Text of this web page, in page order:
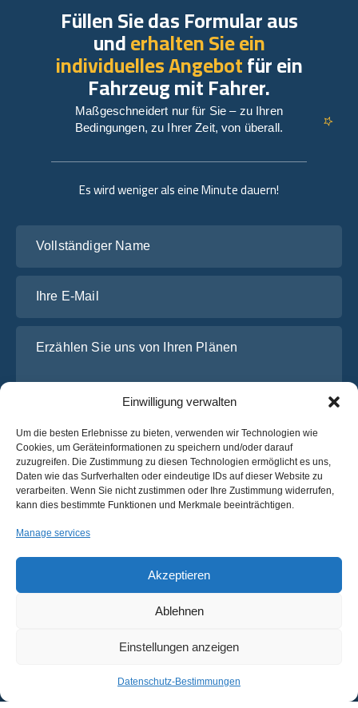
Einwilligung verwalten
Um die besten Erlebnisse zu bieten, verwenden wir Technologien wie
Cookies, um Geräteinformationen zu speichern und/oder darauf
zuzugreifen. Die Zustimmung zu diesen Technologien ermöglicht es uns,
Daten wie das Surfverhalten oder eindeutige IDs auf dieser Website zu
verarbeiten. Wenn Sie nicht zustimmen oder Ihre Zustimmung widerrufen,
kann dies bestimmte Funktionen und Merkmale beeinträchtigen.
Manage services
Akzeptieren
Ablehnen
Einstellungen anzeigen
Datenschutz-Bestimmungen
© 2025 OsaBus © Alle Rechte vorbehalten.
Bestimmungen
Konditionen
Es wird weniger als eine Minute dauern!
Ich habe dieDatenschutz-Bestimmungenvon OsaBus
Ein Angebot einholen
Füllen Sie das Formular aus
underhalten Sie ein
individuelles Angebotfür ein
Fahrzeug mit Fahrer.
Maßgeschneidert nur für Sie – zu Ihren
Bedingungen, zu Ihrer Zeit, von überall.